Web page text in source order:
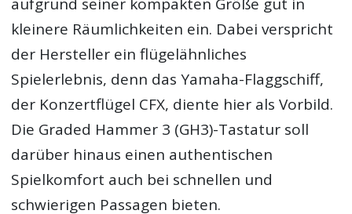
kleinere Räumlichkeiten ein. Dabei verspricht
der Hersteller ein flügelähnliches
Spielerlebnis, denn das Yamaha-Flaggschiff,
der Konzertflügel CFX, diente hier als Vorbild.
Die Graded Hammer 3 (GH3)-Tastatur soll
darüber hinaus einen authentischen
Spielkomfort auch bei schnellen und
schwierigen Passagen bieten.